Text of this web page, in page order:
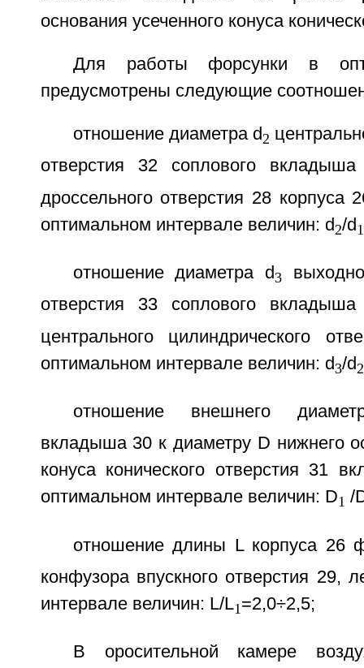
основания усеченного конуса
Для работы форсунки в
предусмотрены следующие
отношение диаметра d2
отверстия 32 соплового
дроссельного отверстия 28 корпуса
оптимальном интервале величин: d2/d 1
отношение диаметра d3
отверстия 33 соплового
центрального цилиндрического
оптимальном интервале величин: d3/d 2
отношение внешнего
вкладыша 30 к диаметру D нижнего
конуса конического отверстия 31
оптимальном интервале величин: D1 /
отношение длины L корпуса 26
конфузора впускного отверстия 29,
интервале величин: L/L1=2,0÷2,5;
В оросительной камере